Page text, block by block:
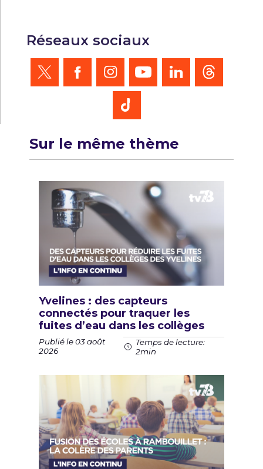
Réseaux sociaux
Sur le même thème
Yvelines : des capteurs
connectés pour traquer les
fuites d’eau dans les collèges
Publié le 03 août
2026
Temps de lecture:
2min